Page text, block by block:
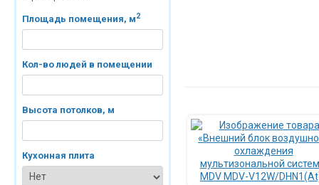
Площадь помещения, м2
Кол-во людей в помещении
Высота потолков, м
Кухонная плита